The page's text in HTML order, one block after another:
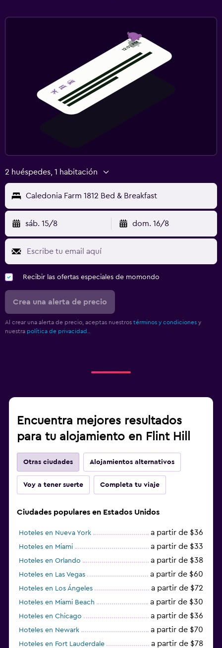
2 huéspedes, 1 habitación
Caledonia Farm 1812 Bed & Breakfast
sáb. 15/8 dom. 16/8
Recibir las ofertas especiales de momondo
Crea una alerta de precio
Al crear una alerta de precio, aceptas nuestros términos y condiciones y
nuestra política de privacidad.
Encuentra mejores resultados
para tu alojamiento en Flint Hill
Otras ciudades Alojamientos alternativos
Voy a tener suerte Completa tu viaje
Ciudades populares en Estados Unidos
Hoteles en Nueva York a partir de $36
Hoteles en Miami a partir de $33
Hoteles en Orlando a partir de $38
Hoteles en Las Vegas a partir de $60
Hoteles en Los Ángeles a partir de $72
Hoteles en Miami Beach a partir de $30
Hoteles en Chicago a partir de $36
Hoteles en Newark a partir de $70
Hoteles en Fort Lauderdale a partir de $78